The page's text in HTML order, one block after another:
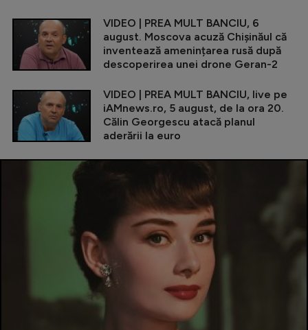
VIDEO | PREA MULT BANCIU, 6
august. Moscova acuză Chișinăul că
inventează amenințarea rusă după
descoperirea unei drone Geran-2
VIDEO | PREA MULT BANCIU, live pe
iAMnews.ro, 5 august, de la ora 20.
Călin Georgescu atacă planul
aderării la euro